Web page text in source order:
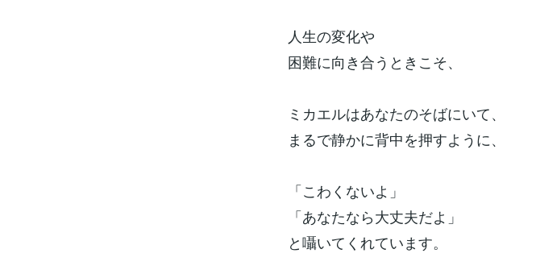
人生の変化や
困難に向き合うときこそ、
ミカエルはあなたのそばにいて、
まるで静かに背中を押すように、
「こわくないよ」
「あなたなら大丈夫だよ」
と囁いてくれています。